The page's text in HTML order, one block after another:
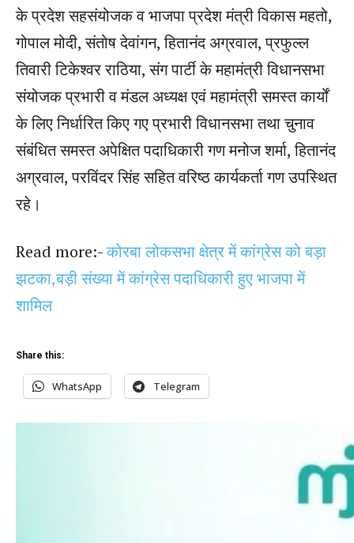
के प्रदेश सहसंयोजक व भाजपा प्रदेश मंत्री विकास महतो,
गोपाल मोदी, संतोष देवांगन, हितानंद अग्रवाल, प्रफुल्ल
तिवारी टिकेश्वर राठिया, संग पार्टी के महामंत्री विधानसभा
संयोजक प्रभारी व मंडल अध्यक्ष एवं महामंत्री समस्त कार्यों
के लिए निर्धारित किए गए प्रभारी विधानसभा तथा चुनाव
संबंधित समस्त अपेक्षित पदाधिकारी गण मनोज शर्मा, हितानंद
अग्रवाल, परविंदर सिंह सहित वरिष्ठ कार्यकर्ता गण उपस्थित
रहे।
Read more:-कोरबा लोकसभा क्षेत्र में कांग्रेस को बड़ा
झटका,बड़ी संख्या में कांग्रेस पदाधिकारी हुए भाजपा में
शामिल
Share this:
WhatsApp Telegram